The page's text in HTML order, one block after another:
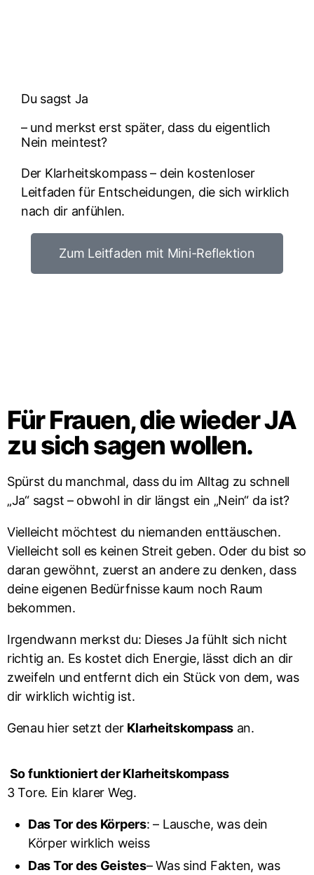
Du sagst Ja
– und merkst erst später, dass du eigentlich
Nein meintest?
Der Klarheitskompass – dein kostenloser
Leitfaden für Entscheidungen, die sich wirklich
nach dir anfühlen.
Zum Leitfaden mit Mini-Reflektion
Für Frauen, die wieder JA
zu sich sagen wollen.
Spürst du manchmal, dass du im Alltag zu schnell
„Ja“ sagst – obwohl in dir längst ein „Nein“ da ist?
Vielleicht möchtest du niemanden enttäuschen.
Vielleicht soll es keinen Streit geben. Oder du bist so
daran gewöhnt, zuerst an andere zu denken, dass
deine eigenen Bedürfnisse kaum noch Raum
bekommen.
Irgendwann merkst du: Dieses Ja fühlt sich nicht
richtig an. Es kostet dich Energie, lässt dich an dir
zweifeln und entfernt dich ein Stück von dem, was
dir wirklich wichtig ist.
Genau hier setzt der Klarheitskompass an.
So funktioniert der Klarheitskompass
3 Tore. Ein klarer Weg.
Das Tor des Körpers: – Lausche, was dein
Körper wirklich weiss
Das Tor des Geistes– Was sind Fakten, was